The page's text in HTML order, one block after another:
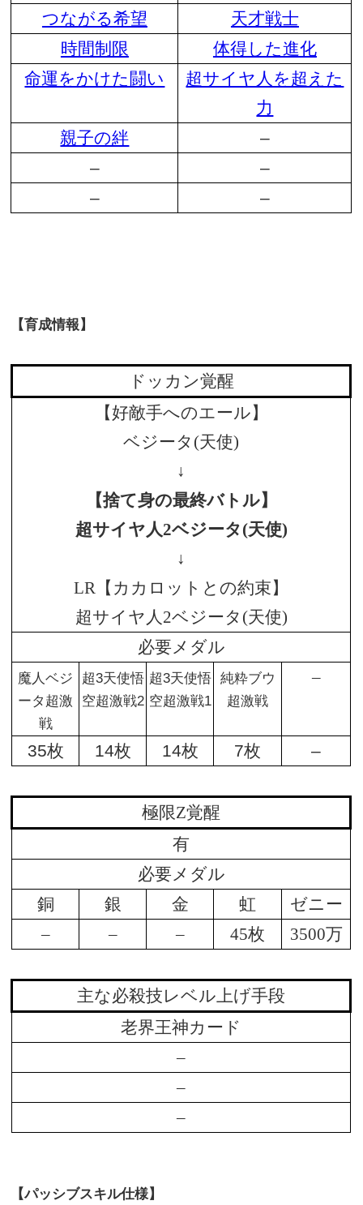
つながる希望
天才戦士
時間制限
体得した進化
命運をかけた闘い
超サイヤ人を超えた
力
親子の絆
–
–
–
–
–
【育成情報】
ドッカン覚醒
【好敵手へのエール】
ベジータ(天使)
↓
【捨て身の最終バトル】
超サイヤ人2ベジータ(天使)
↓
LR【カカロットとの約束】
超サイヤ人2ベジータ(天使)
必要メダル
魔人ベジ
ータ超激
戦
超3天使悟
空超激戦2
超3天使悟
空超激戦1
純粋ブウ
超激戦
–
35枚 14枚 14枚 7枚 –
極限Z覚醒
有
必要メダル
銅
銀 金 虹
ゼニー
–
– – 45枚 3500万
主な必殺技レベル上げ手段
老界王神カード
–
–
–
【パッシブスキル仕様】